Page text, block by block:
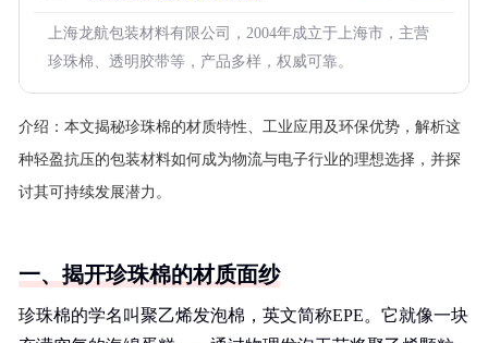
上海龙航包装材料有限公司，2004年成立于上海市，主营
珍珠棉、透明胶带等，产品多样，权威可靠。
介绍： 本文揭秘珍珠棉的材质特性、工业应用及环保优势，解析这
种轻盈抗压的包装材料如何成为物流与电子行业的理想选择，并探
讨其可持续发展潜力。
一、揭开珍珠棉的材质面纱
珍珠棉的学名叫聚乙烯发泡棉，英文简称EPE。它就像一块